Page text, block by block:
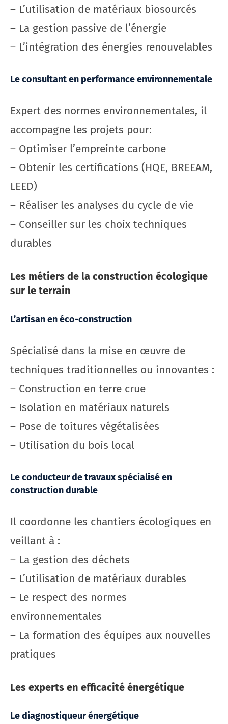
– L’utilisation de matériaux biosourcés
– La gestion passive de l’énergie
– L’intégration des énergies renouvelables
Le consultant en performance environnementale
Expert des normes environnementales, il
accompagne les projets pour:
– Optimiser l’empreinte carbone
– Obtenir les certifications (HQE, BREEAM,
LEED)
– Réaliser les analyses du cycle de vie
– Conseiller sur les choix techniques
durables
Les métiers de la construction écologique
sur le terrain
L’artisan en éco-construction
Spécialisé dans la mise en œuvre de
techniques traditionnelles ou innovantes :
– Construction en terre crue
– Isolation en matériaux naturels
– Pose de toitures végétalisées
– Utilisation du bois local
Le conducteur de travaux spécialisé en
construction durable
Il coordonne les chantiers écologiques en
veillant à :
– La gestion des déchets
– L’utilisation de matériaux durables
– Le respect des normes
environnementales
– La formation des équipes aux nouvelles
pratiques
Les experts en efficacité énergétique
Le diagnostiqueur énergétique